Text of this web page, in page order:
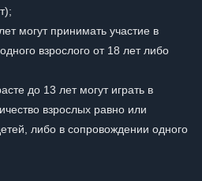
могут принимать участие в
взрослого от 18 лет либо
до 13 лет могут играть в
взрослых равно или
либо в сопровождении одного